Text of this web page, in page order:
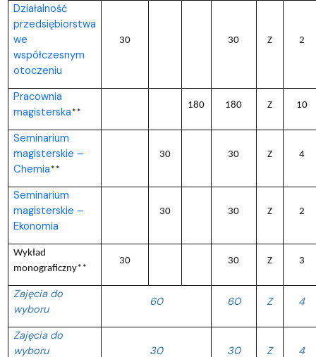
Działalność
przedsiębiorstwa
we
współczesnym
otoczeniu
30 30 Z 2
Pracownia
magisterska**
180 180 Z 10
Seminarium
magisterskie –
Chemia**
30 30 Z 4
Seminarium
magisterskie –
Ekonomia
30 30 Z 2
Wykład
monograficzny**
30 30 Z 3
Zajęcia do
wyboru
60 60 Z 4
Zajęcia do
wyboru
30 30 Z 4